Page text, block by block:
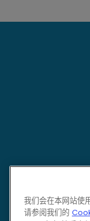
我们会在本网站使
请参阅我们的